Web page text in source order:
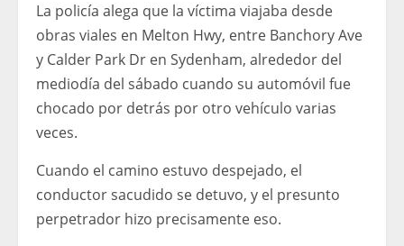
La policía alega que la víctima viajaba desde
obras viales en Melton Hwy, entre Banchory Ave
y Calder Park Dr en Sydenham, alrededor del
mediodía del sábado cuando su automóvil fue
chocado por detrás por otro vehículo varias
veces.
Cuando el camino estuvo despejado, el
conductor sacudido se detuvo, y el presunto
perpetrador hizo precisamente eso.